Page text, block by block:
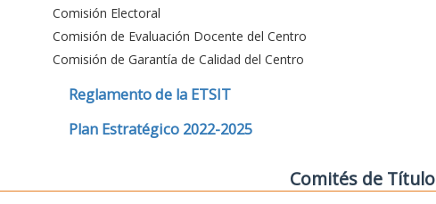
Comisión Electoral
Comisión de Evaluación Docente del Centro
Comisión de Garantía de Calidad del Centro
Reglamento de la ETSIT
Plan Estratégico 2022-2025
Comités de Título